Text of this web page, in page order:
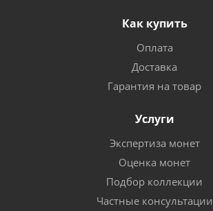
Как купить
Оплата
Доставка
Гарантия на товар
Услуги
Экспертиза монет
Оценка монет
Подбор коллекции
Частные консультации